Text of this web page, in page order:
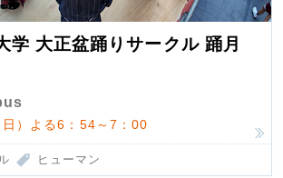
大正盆踊りサークル 踊月
）よる6：54～7：00
ヒューマン